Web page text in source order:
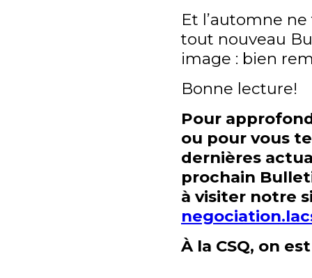
Et l’automne
tout nouveau
image : bien
Bonne lecture!
Pour
ou pour vous
dernières
prochain
à visiter notre
À la CSQ, on